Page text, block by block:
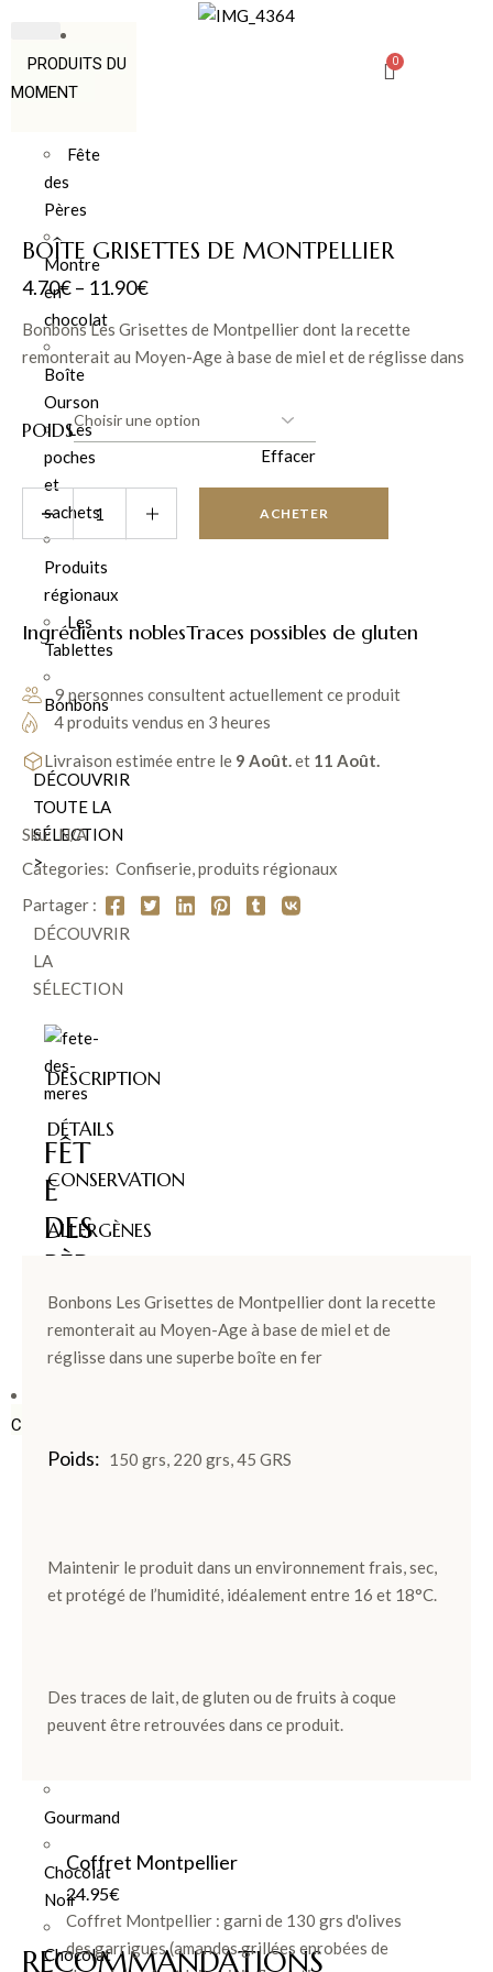
PRODUITS DU
MOMENT
Fête
des
Pères
Montre
en
chocolat
Boîte
Ourson
Les
poches
et
sachets
Produits
régionaux
Les
Tablettes
Bonbons
DÉCOUVRIR
TOUTE LA
SÉLECTION
>
DÉCOUVRIR
LA
SÉLECTION
FÊT
E
DES
PÈR
ES >
COFFRETS
Chocolats
Box
Coffrets
de
Gourmand
Chocolat
Noir
Chocolat
BOÎTE GRISETTES DE MONTPELLIER
4.70€– 11.90€
Bonbons Les Grisettes de Montpellier dont la recette
remonterait au Moyen-Age à base de miel et de réglisse dans
une superbe boîte en fer
POIDS
Effacer
ACHETER
Ingrédients noblesTraces possibles de gluten
9 personnes consultent actuellement ce produit
4 produits vendus en 3 heures
Livraison estimée entre le 9 Août.et 11 Août.
Sku: N/A
Categories: Confiserie,produits régionaux
Partager :
DESCRIPTION
DÉTAILS
CONSERVATION
ALLERGÈNES
Bonbons Les Grisettes de Montpellier dont la recette
remonterait au Moyen-Age à base de miel et de
réglisse dans une superbe boîte en fer
Poids 150 grs, 220 grs, 45 GRS
Maintenir le produit dans un environnement frais, sec,
et protégé de l’humidité, idéalement entre 16 et 18°C.
Des traces de lait, de gluten ou de fruits à coque
peuvent être retrouvées dans ce produit.
RECOMMANDATIONS
Coffret Montpellier
24.95€
Coffret Montpellier : garni de 130 grs d'olives
des garrigues (amandes grillées enrobées de